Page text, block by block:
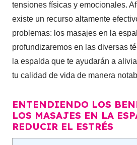
tensiones físicas y emocionales.
existe un recurso altamente
problemas: los masajes en la
profundizaremos en las diversas
la espalda que te ayudarán a
tu calidad de vida de manera
ENTENDIENDO LOS
LOS MASAJES EN LA
REDUCIR EL ESTRÉS